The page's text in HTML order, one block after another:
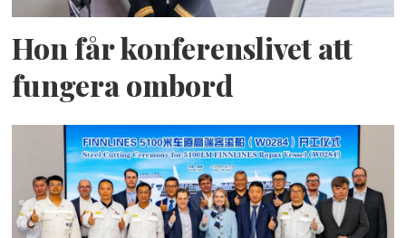
Hon får konferenslivet att
fungera ombord